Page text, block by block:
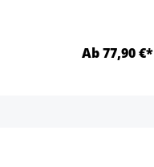
Ab 77,90 €*